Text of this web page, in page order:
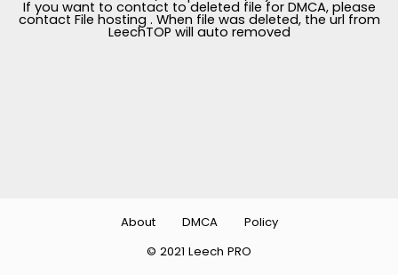
If you want to contact to deleted file for DMCA, please
contact File hosting . When file was deleted, the url from
LeechTOP will auto removed
© 2021 Leech PRO
About DMCA Policy